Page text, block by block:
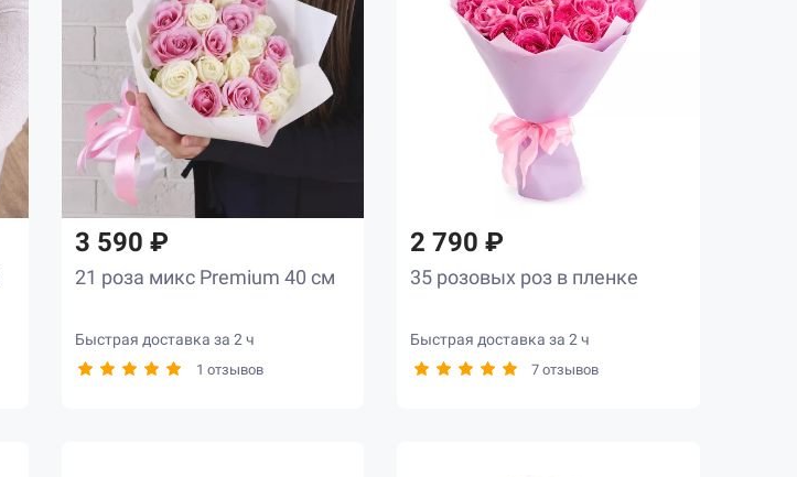
3 590 ₽
21 роза микс Premium 40 см
Быстрая доставка за 2 ч
1 отзывов
2 790 ₽
35 розовых роз в пленке
Быстрая доставка за 2 ч
7 отзывов